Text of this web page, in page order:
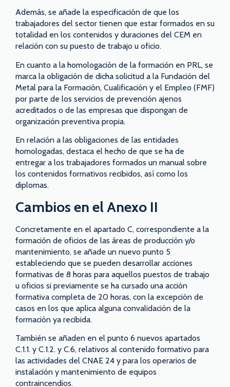
Además, se añade la especificación de que los
trabajadores del sector tienen que estar formados en su
totalidad en los contenidos y duraciones del CEM en
relación con su puesto de trabajo u oficio.
En cuanto a la homologación de la formación en PRL, se
marca la obligación de dicha solicitud a la Fundación del
Metal para la Formación, Cualificación y el Empleo (FMF)
por parte de los servicios de prevención ajenos
acreditados o de las empresas que dispongan de
organización preventiva propia.
En relación a las obligaciones de las entidades
homologadas, destaca el hecho de que se ha de
entregar a los trabajadores formados un manual sobre
los contenidos formativos recibidos, así como los
diplomas.
Cambios en el Anexo II
Concretamente en el apartado C, correspondiente a la
formación de oficios de las áreas de producción y/o
mantenimiento, se añade un nuevo punto 5
estableciendo que se pueden desarrollar acciones
formativas de 8 horas para aquellos puestos de trabajo
u oficios si previamente se ha cursado una acción
formativa completa de 20 horas, con la excepción de
casos en los que aplica alguna convalidación de la
formación ya recibida.
También se añaden en el punto 6 nuevos apartados
C.1.1. y C.1.2. y C.6, relativos al contenido formativo para
las actividades del CNAE 24 y para los operarios de
instalación y mantenimiento de equipos
contraincendios.